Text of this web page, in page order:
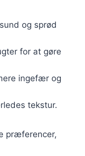
og sprød
for at gøre
ingefær og
tekstur.
præferencer,